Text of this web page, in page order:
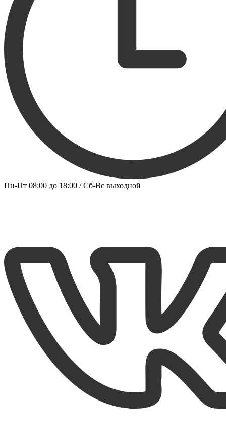
Пн-Пт 08:00 до 18:00 / Сб-Вс выходной